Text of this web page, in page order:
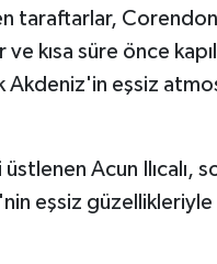
taraftarlar,
kısa süre önce
Akdeniz'in eşsiz
Acun Ilıcalı,
eşsiz